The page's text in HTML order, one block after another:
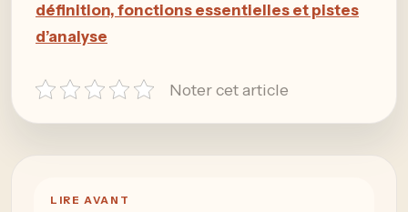
définition, fonctions essentielles et pistes
d’analyse
Noter cet article
LIRE AVANT